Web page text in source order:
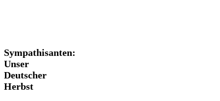
Sympathisanten:
Unser
Deutscher
Herbst
Sympathisanten:
Unser
Deutscher
Herbst